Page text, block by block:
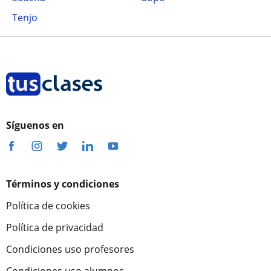
Tenjo
Síguenos en
Términos y condiciones
Política de cookies
Política de privacidad
Condiciones uso profesores